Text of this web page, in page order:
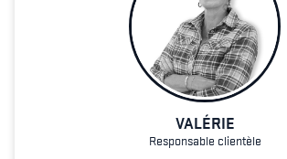
VALÉRIE
Responsable clientèle